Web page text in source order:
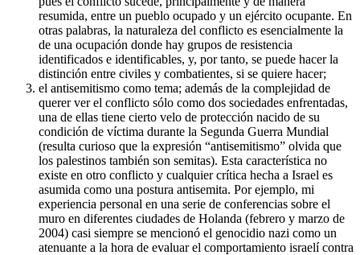
resumida, entre un pueblo ocupado y un ejército ocupante. En
otras palabras, la naturaleza del conflicto es esencialmente la
de una ocupación donde hay grupos de resistencia
identificados e identificables, y, por tanto, se puede hacer la
distinción entre civiles y combatientes, si se quiere hacer;
el antisemitismo como tema; además de la complejidad de
querer ver el conflicto sólo como dos sociedades enfrentadas,
una de ellas tiene cierto velo de protección nacido de su
condición de víctima durante la Segunda Guerra Mundial
(resulta curioso que la expresión “antisemitismo” olvida que
los palestinos también son semitas). Esta característica no
existe en otro conflicto y cualquier crítica hecha a Israel es
asumida como una postura antisemita. Por ejemplo, mi
experiencia personal en una serie de conferencias sobre el
muro en diferentes ciudades de Holanda (febrero y marzo de
2004) casi siempre se mencionó el genocidio nazi como un
atenuante a la hora de evaluar el comportamiento israelí contra